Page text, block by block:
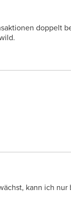
doppelt
kann ich